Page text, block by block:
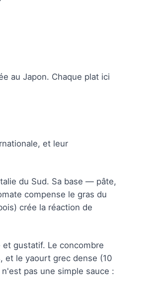
au Japon. Chaque plat ici
et leur
du Sud. Sa base — pâte,
compense le gras du
crée la réaction de
gustatif. Le concombre
et le yaourt grec dense (10
pas une simple sauce :